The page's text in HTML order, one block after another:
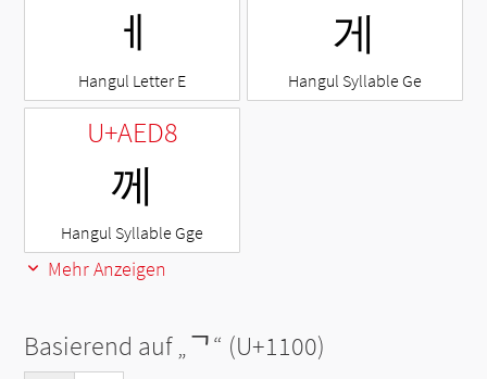
ㅔ
Hangul Letter E
게
Hangul Syllable Ge
U+AED8
께
Hangul Syllable Gge
Mehr Anzeigen
Basierend auf „ᄀ“ (U+1100)